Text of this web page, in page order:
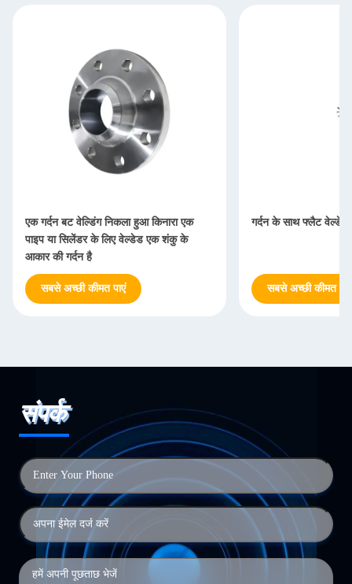
एक गर्दन बट वेल्डिंग निकला हुआ किनारा एक
पाइप या सिलेंडर के लिए वेल्डेड एक शंकु के
आकार की गर्दन है
सबसे अच्छी कीमत पाएं
गर्दन के साथ फ्लैट वेल्डेड
सबसे अच्छी कीमत पाएं
संपर्क